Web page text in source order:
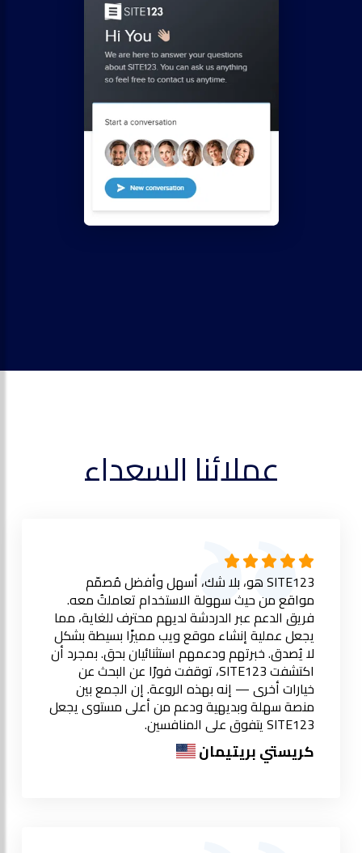
عملائنا السعداء
SITE123 هو، بلا شك، أسهل وأفضل مُصمّم
مواقع من حيث سهولة الاستخدام تعاملتُ معه.
فريق الدعم عبر الدردشة لديهم محترف للغاية، مما
يجعل عملية إنشاء موقع ويب مميزًا بسيطة بشكل
لا يُصدق. خبرتهم ودعمهم استثنائيان بحق. بمجرد أن
اكتشفت SITE123، توقفت فورًا عن البحث عن
خيارات أخرى — إنه بهذه الروعة. إن الجمع بين
منصة سهلة وبديهية ودعم من أعلى مستوى يجعل
SITE123 يتفوق على المنافسين.
كريستي بريتيمان